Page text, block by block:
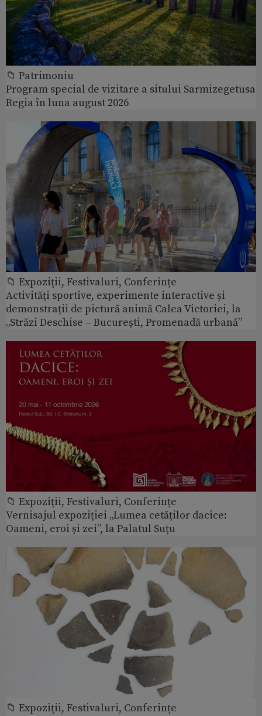
📁 Patrimoniu
Program special de vizitare a sitului Sarmizegetusa
Regia în luna august 2026
📁 Expoziţii, Festivaluri, Conferințe
Activități sportive, experimente interactive și
demonstrații de pictură animă Calea Victoriei, la
„Străzi Deschise – București, Promenadă urbană”
📁 Expoziţii, Festivaluri, Conferințe
Vernisajul expoziției „Lumea cetăților dacice:
Oameni, eroi și zei”, la Palatul Suțu
📁 Expoziţii, Festivaluri, Conferințe